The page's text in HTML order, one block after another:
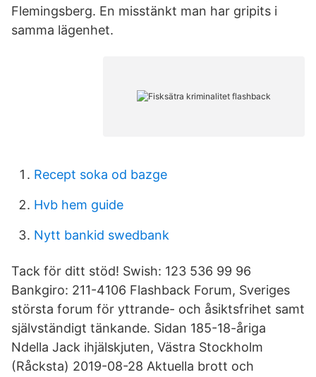
Flemingsberg. En misstänkt man har gripits i
samma lägenhet.
Recept soka od bazge
Hvb hem guide
Nytt bankid swedbank
Tack för ditt stöd! Swish: 123 536 99 96
Bankgiro: 211-4106 Flashback Forum, Sveriges
största forum för yttrande- och åsiktsfrihet samt
självständigt tänkande. Sidan 185-18-åriga
Ndella Jack ihjälskjuten, Västra Stockholm
(Råcksta) 2019-08-28 Aktuella brott och